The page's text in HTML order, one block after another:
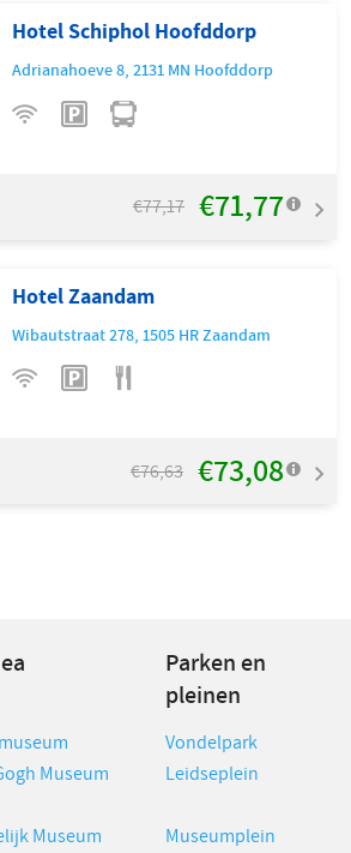
Hotel Schiphol Hoofddorp
Adrianahoeve 8,2131 MN Hoofddorp
€77,17 €71,77
Hotel Zaandam
Wibautstraat 278,1505 HRZaandam
€76,63 €73,08
Parken en
pleinen
Vondelpark
Museum Leidseplein
Museum
Museumplein